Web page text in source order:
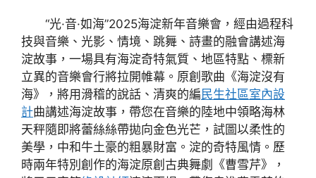
“光·音·如海”2025海淀新年音樂會，經由過程科
技與音樂、光影、情境、跳舞、詩畫的融會講述海
淀故事，一場具有海淀奇特氣質、地區特點、標新
立異的音樂會行將拉開帷幕。原創歌曲《海淀沒有
海》，將用滑稽的說話、清爽的編民生社區室內設
計曲講述海淀故事，帶您在音樂的陸地中領略海林
天秤隨即將蕾絲絲帶拋向金色光芒，試圖以柔性的
美學，中和牛土豪的粗暴財富。淀的奇特風情。歷
時兩年特別創作的海淀原創古典舞劇《曹雪芹》，